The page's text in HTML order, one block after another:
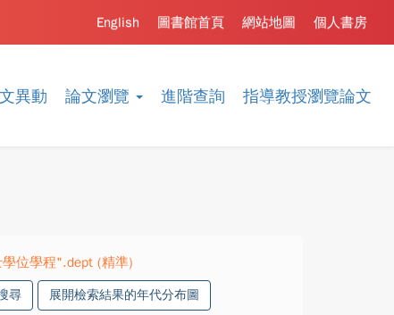
異動 論文瀏覽 進階查詢 指導教授瀏覽論文
個人書房
網站地圖
圖書館首頁
English
位學程".dept (精準)
尋 展開檢索結果的年代分布圖